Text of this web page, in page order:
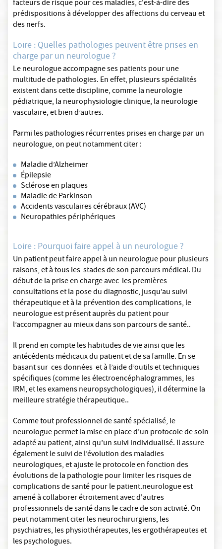
facteurs de risque pour ces maladies, c'est-à-dire des
prédispositions à développer des affections du cerveau et
des nerfs.
Loire : Quelles pathologies peuvent être prises en
charge par un neurologue ?
Le neurologue accompagne ses patients pour une
multitude de pathologies. En effet, plusieurs spécialités
existent dans cette discipline, comme la neurologie
pédiatrique, la neurophysiologie clinique, la neurologie
vasculaire, et bien d’autres.
Parmi les pathologies récurrentes prises en charge par un
neurologue, on peut notamment citer :
Maladie d’Alzheimer
Épilepsie
Sclérose en plaques
Maladie de Parkinson
Accidents vasculaires cérébraux (AVC)
Neuropathies périphériques
Loire : Pourquoi faire appel à un neurologue ?
Un patient peut faire appel à un neurologue pour plusieurs
raisons, et à tous les stades de son parcours médical. Du
début de la prise en charge avec les premières
consultations et la pose du diagnostic, jusqu’au suivi
thérapeutique et à la prévention des complications, le
neurologue est présent auprès du patient pour
l’accompagner au mieux dans son parcours de santé..
Il prend en compte les habitudes de vie ainsi que les
antécédents médicaux du patient et de sa famille. En se
basant sur ces données et à l’aide d’outils et techniques
spécifiques (comme les électroencéphalogrammes, les
IRM, et les examens neuropsychologiques), il détermine la
meilleure stratégie thérapeutique..
Comme tout professionnel de santé spécialisé, le
neurologue permet la mise en place d’un protocole de soin
adapté au patient, ainsi qu’un suivi individualisé. Il assure
également le suivi de l’évolution des maladies
neurologiques, et ajuste le protocole en fonction des
évolutions de la pathologie pour limiter les risques de
complications de santé pour le patient.neurologue est
amené à collaborer étroitement avec d'autres
professionnels de santé dans le cadre de son activité. On
peut notamment citer les neurochirurgiens, les
psychiatres, les physiothérapeutes, les ergothérapeutes et
les psychologues.